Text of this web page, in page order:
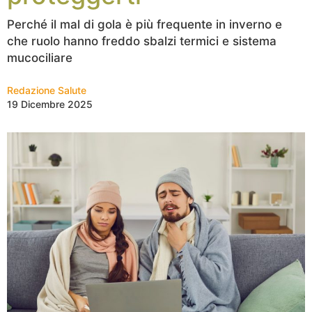
Perché il mal di gola è più frequente in inverno e
che ruolo hanno freddo sbalzi termici e sistema
mucociliare
Redazione Salute
19 Dicembre 2025